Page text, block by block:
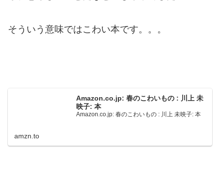
そういう意味ではこわい本です。。。
Amazon.co.jp: 春のこわいもの : 川上 未
映子: 本
Amazon.co.jp: 春のこわいもの : 川上 未映子: 本
amzn.to